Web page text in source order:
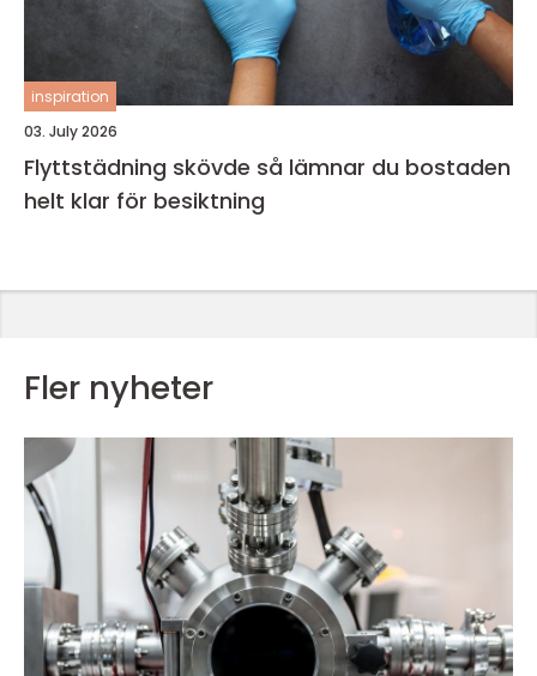
inspiration
03. July 2026
Flyttstädning skövde så lämnar du bostaden
helt klar för besiktning
Fler nyheter